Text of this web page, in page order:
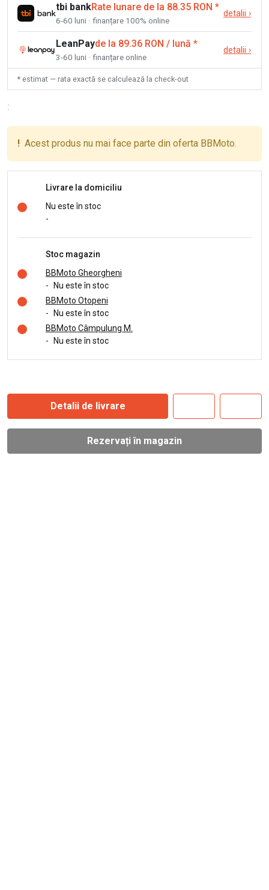
tbi bankRate lunare de la 88.35 RON *
6-60 luni · finanțare 100% online
detalii ›
LeanPayde la 89.36 RON / lună *
3-60 luni · finanțare online
detalii ›
* estimat — rata exactă se calculează la check-out
:
! Acest produs nu mai face parte din oferta BBMoto.
Livrare la domiciliu
Nu este în stoc
-
Stoc magazin
BBMoto Gheorgheni
- Nu este în stoc
BBMoto Otopeni
- Nu este în stoc
BBMoto Câmpulung M.
- Nu este în stoc
Detalii de livrare
Rezervați în magazin